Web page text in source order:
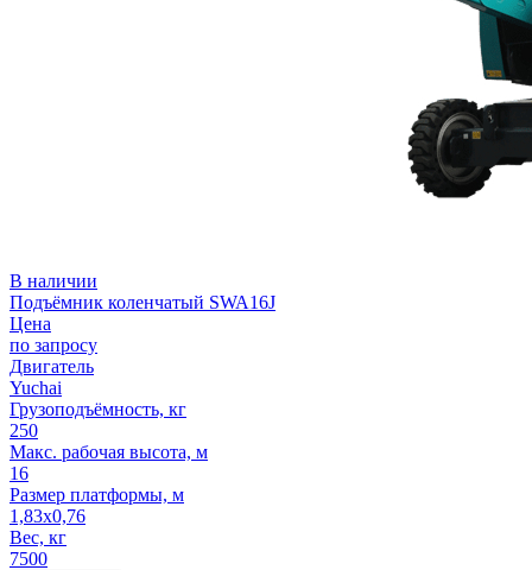
В наличии
Подъёмник коленчатый SWA16J
Цена
по запросу
Двигатель
Yuchai
Грузоподъёмность, кг
250
Макс. рабочая высота, м
16
Размер платформы, м
1,83x0,76
Вес, кг
7500